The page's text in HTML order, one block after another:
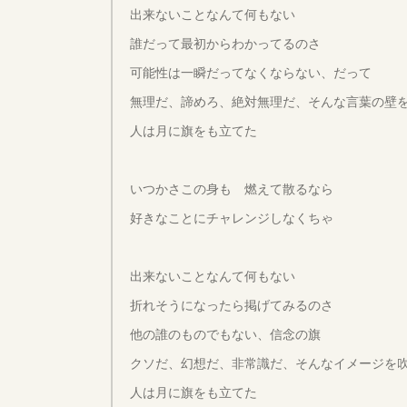
出来ないことなんて何もない
誰だって最初からわかってるのさ
可能性は一瞬だってなくならない、だって
無理だ、諦めろ、絶対無理だ、そんな言葉の壁
人は月に旗をも立てた
いつかさこの身も 燃えて散るなら
好きなことにチャレンジしなくちゃ
出来ないことなんて何もない
折れそうになったら掲げてみるのさ
他の誰のものでもない、信念の旗
クソだ、幻想だ、非常識だ、そんなイメージを
人は月に旗をも立てた